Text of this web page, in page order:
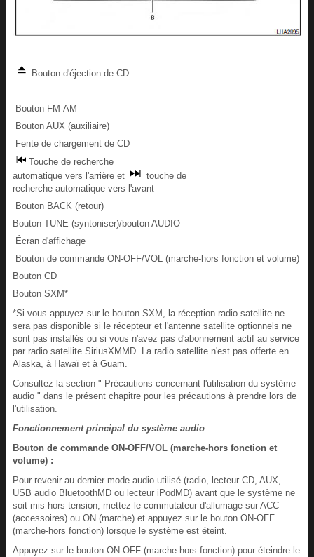
Bouton d'éjection de CD
Bouton FM-AM
Bouton AUX (auxiliaire)
Fente de chargement de CD
Touche de recherche
automatique vers l'arrière et
touche de
recherche automatique vers l'avant
Bouton BACK (retour)
Bouton TUNE (syntoniser)/bouton AUDIO
Écran d'affichage
Bouton de commande ON-OFF/VOL (marche-hors fonction et volume)
Bouton CD
Bouton SXM*
*Si vous appuyez sur le bouton SXM, la réception radio satellite ne
sera pas disponible si le récepteur et l'antenne satellite optionnels ne
sont pas installés ou si vous n'avez pas d'abonnement actif au service
par radio satellite SiriusXMMD. La radio satellite n'est pas offerte en
Alaska, à Hawaï et à Guam.
Consultez la section " Précautions concernant l'utilisation du système
audio " dans le présent chapitre pour les précautions à prendre lors de
l'utilisation.
Fonctionnement principal du système audio
Bouton de commande ON-OFF/VOL (marche-hors fonction et
volume) :
Pour revenir au dernier mode audio utilisé (radio, lecteur CD, AUX,
USB audio BluetoothMD ou lecteur iPodMD) avant que le système ne
soit mis hors tension, mettez le commutateur d'allumage sur ACC
(accessoires) ou ON (marche) et appuyez sur le bouton ON-OFF
(marche-hors fonction) lorsque le système est éteint.
Appuyez sur le bouton ON-OFF (marche-hors fonction) pour éteindre le